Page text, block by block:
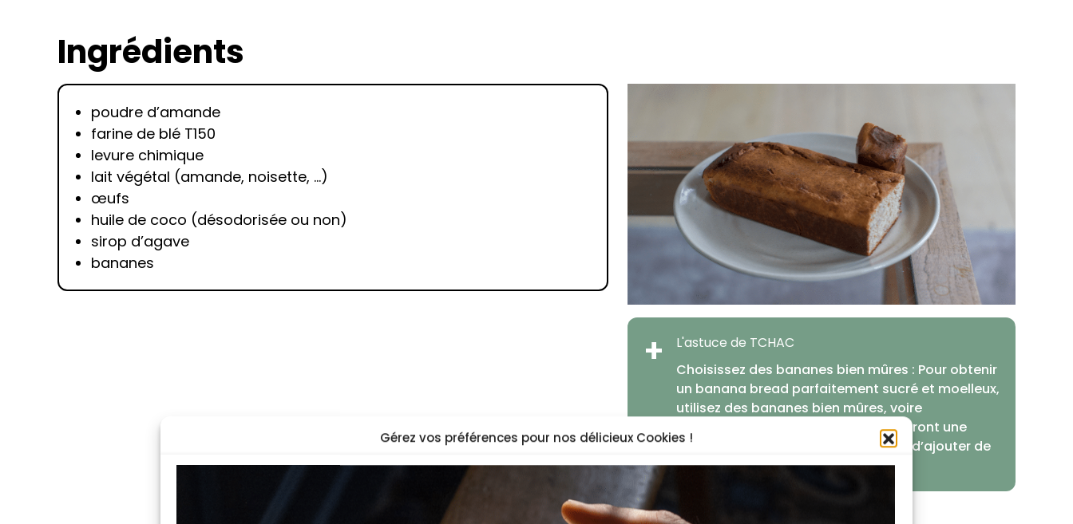
Gérez vos préférences pour nos délicieux Cookies !
Ingrédients
poudre d’amande
farine de blé T150
levure chimique
lait végétal (amande, noisette, ...)
œufs
huile de coco (désodorisée ou non)
sirop d’agave
bananes
+
L'astuce de TCHAC
Choisissez des bananes bien mûres : Pour obtenir
un banana bread parfaitement sucré et moelleux,
utilisez des bananes bien mûres, voire
légèrement tachetées. Elles apporteront une
douceur naturelle sans avoir besoin d’ajouter de
sucre supplémentaire.